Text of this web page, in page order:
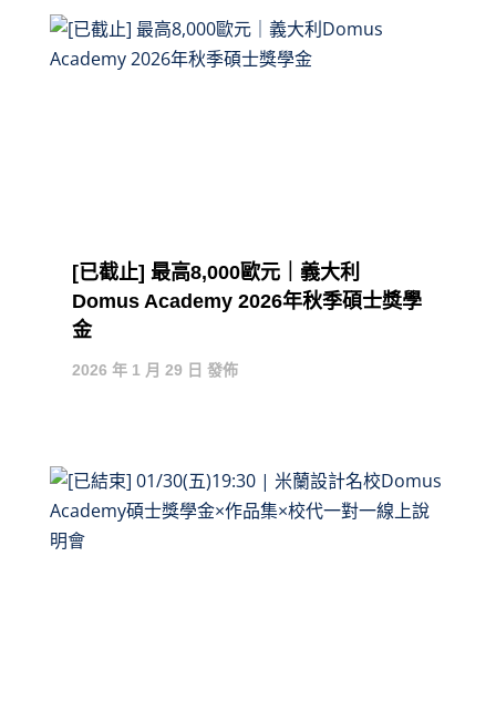
[已截止] 最高8,000歐元｜義大利
Domus Academy 2026年秋季碩士獎學
金
2026 年 1 月 29 日 發佈